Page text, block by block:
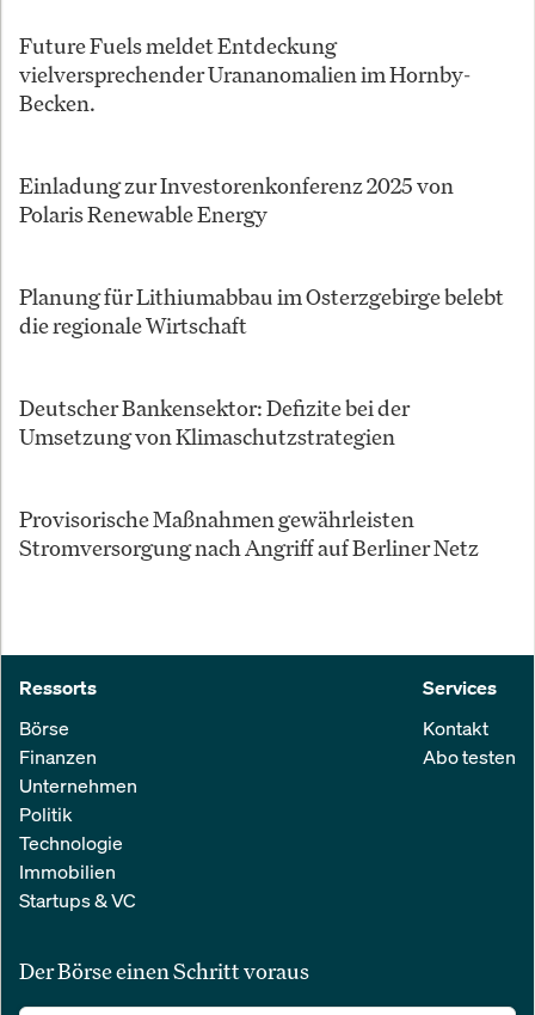
Future Fuels meldet Entdeckung
vielversprechender Urananomalien im Hornby-
Becken.
Einladung zur Investorenkonferenz 2025 von
Polaris Renewable Energy
Planung für Lithiumabbau im Osterzgebirge belebt
die regionale Wirtschaft
Deutscher Bankensektor: Defizite bei der
Umsetzung von Klimaschutzstrategien
Provisorische Maßnahmen gewährleisten
Stromversorgung nach Angriff auf Berliner Netz
Ressorts
Börse
Finanzen
Unternehmen
Politik
Technologie
Immobilien
Startups & VC
Services
Kontakt
Abo testen
Der Börse einen Schritt voraus